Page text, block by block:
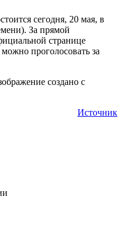
сегодня, 20 мая, в
За прямой
странице
проголосовать за
создано с
Источник